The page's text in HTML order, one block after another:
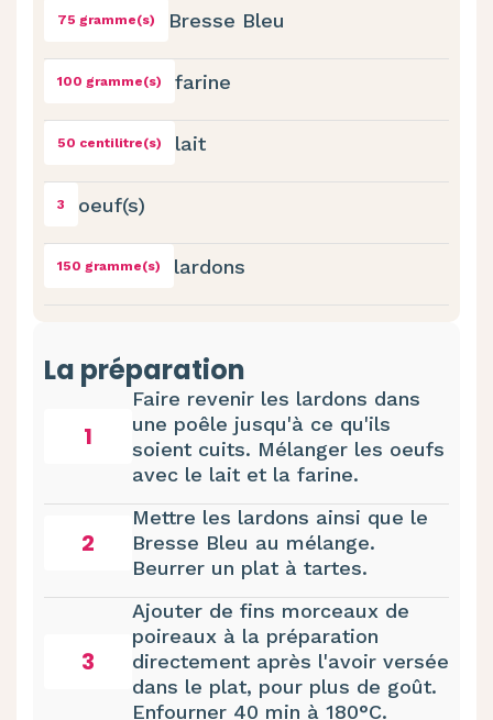
75 gramme(s) Bresse Bleu
100 gramme(s) farine
50 centilitre(s) lait
3 oeuf(s)
150 gramme(s) lardons
La préparation
1
Faire revenir les lardons dans
une poêle jusqu'à ce qu'ils
soient cuits. Mélanger les oeufs
avec le lait et la farine.
2
Mettre les lardons ainsi que le
Bresse Bleu au mélange.
Beurrer un plat à tartes.
3
Ajouter de fins morceaux de
poireaux à la préparation
directement après l'avoir versée
dans le plat, pour plus de goût.
Enfourner 40 min à 180°C.